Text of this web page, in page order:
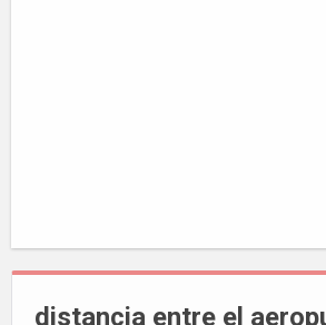
distancia entre el